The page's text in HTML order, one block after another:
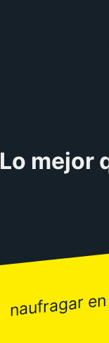
Lo mejor
naufragar